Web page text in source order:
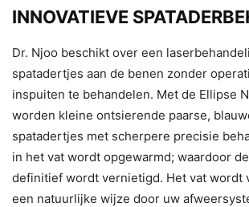
INNOVATIEVE
Dr. Njoo beschikt over een
spatadertjes aan de benen zonder
inspuiten te behandelen. Met de Ellipse
worden kleine ontsierende paarse,
spatadertjes met scherpere precisie
in het vat wordt opgewarmd; waardoor
definitief wordt vernietigd. Het vat wordt
een natuurlijke wijze door uw